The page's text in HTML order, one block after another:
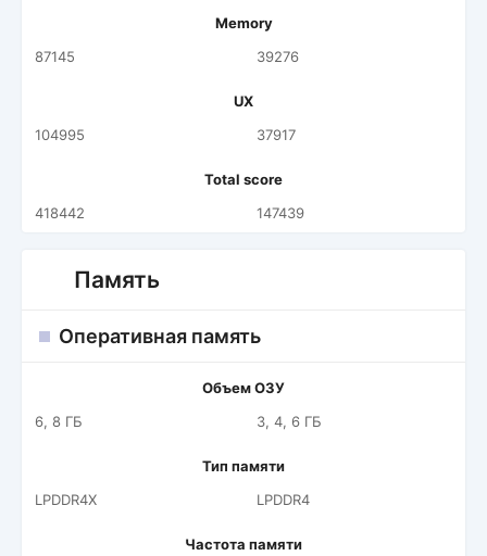
Memory
87145
39276
UX
104995
37917
Total score
418442
147439
Память
Оперативная память
Объем ОЗУ
6, 8 ГБ
3, 4, 6 ГБ
Тип памяти
LPDDR4X
LPDDR4
Частота памяти